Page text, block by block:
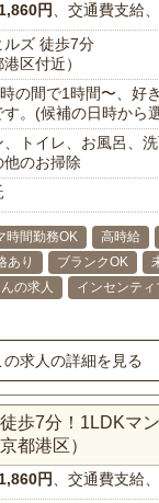
円、交通費支給
ルズ 徒歩7分
港区付近）
の間で1時間〜、好
す。(候補の日時から
、トイレ、お風呂、
他のお掃除
時間勤務OK 高時給
あり ブランクOK
の求人
インセンティ
の求人の詳細を見る
歩7分！1LDKマ
都港区）
円、交通費支給